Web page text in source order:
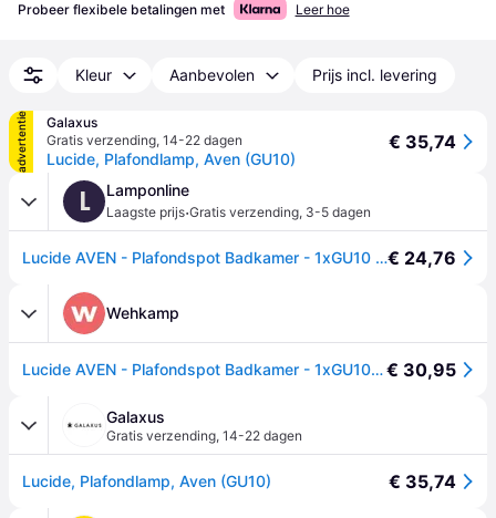
Probeer flexibele betalingen met Leer hoe
Kleur Aanbevolen Prijs incl. levering
advertentie
Galaxus
Gratis verzending, 14-22 dagen
Lucide, Plafondlamp, Aven (GU10)
€ 35,74
L Lamponline
Laagste prijs·Gratis verzending, 3-5 dagen
Lucide AVEN - Plafondspot Badkamer - 1xGU10 (MR16) - IP65 - Wit€ 24,76
Wehkamp
Lucide AVEN - Plafondspot Badkamer - 1xGU10 - IP65 - Zwart€ 30,95
Galaxus
Gratis verzending, 14-22 dagen
Lucide, Plafondlamp, Aven (GU10) € 35,74